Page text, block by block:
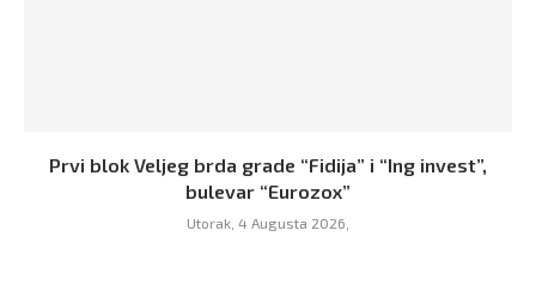
Prvi blok Veljeg brda grade “Fidija” i “Ing invest”,
bulevar “Eurozox”
Utorak, 4 Augusta 2026,